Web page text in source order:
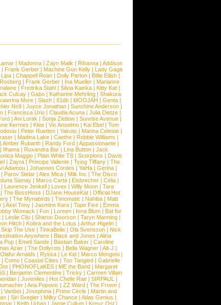
| Madonna | Zayn Malik | Rihanna | Addison
| Frank Gerber| Machine Gun Kelly| Lady Gaga
| Chappell Roan | Dolly Parton | Billie Eilish |
| Frank Gerber| Ina Mueller| Marianne
| Fredrika Stahl | Silvia Kainka | Kitty Kat |
Culcay | Gabo | Katharine Mehrling | Shakura
More| Slash| 81db| MOOJAH | Genta|
No9 | Joyce Jonathan | Sunshine Anderson |
| Francisca Urio | Claudia Acuna | Julia Dietze |
| Ani Lorak | Sonja Zietlow | Sunrise Avenue |
Kermes | Klee| Vic Anselmo| Kai Ebel| Tom
| Peter Ruetten| Yakoto| Marina Celeste|
| Madina Lake| Caethe| Robbie Williams |
Amber Rubarth| Randy Ford| Appassionante|
| Ilhama| Ruxandra Bar| Lina Button| Jack
Maggio| Plain White TS| Scorpions | Davis
| Zayra | Principe Valiente | Tying Tiffany | The
Adamou | Johannes Cordes | YaHa | Gerina |
| Parov Stelar | Alex Mica | Milk Inc | The Disco
Samay | Marco Carta | Eisbrecher | Celia |
Laurence Jenkell| Lovex | Willy Moon| Tara
The BossHoss | DJane HouseKat| Official Hot
| The Mynabirds | Timomatic | Nahiba | Matt
| Axel Tony | Jasmine Kara | Tape Five | Emma
Womack | Fun| Loreen| Iona Blum| Bat for
| Leslie Clio| Sharon Doorson| Taryn Manning|
Hitch | Kobra and the Lotus | Arthur Higelin |
Skip The Use | TinkaBelle | Ola Svensson | Nick
Anywhere| Black and Jones | Alina
Pop| Emeli Sande| Bastian Baker| Caroline
Azier| The Dollyrots | Bella Wagner| Alt-J |
Olafur Arnalds | Rykka | Le Kid | Marco Mengoni |
| Como| Coastal Cities | Too Tangled| Gabrielle
| PHONOFLaKES | ME the Band | Margaret
| Benjamin Clementine| Tricky| Carmen Villain
| Juveniles | Hot Chelle Rae| SIRPAUL
|
| Ana Popovic | ZZ Ward | The Frown |
| Vanbot | Josephina | Prime Circle | Martin and
| Siri Svegler | Milky Chance | Atlas Genius |
| Keith Urban | Jamie Cullum | Kreuz Ost |